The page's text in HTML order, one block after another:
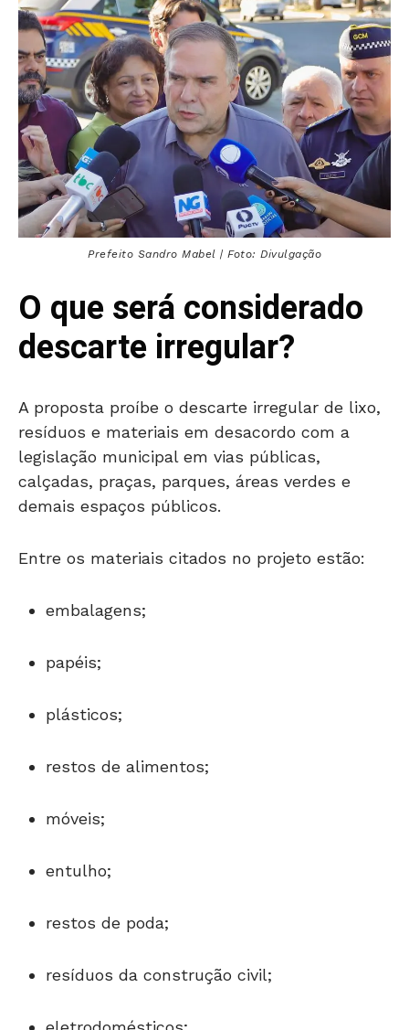
Prefeito Sandro Mabel | Foto: Divulgação
O que será considerado
descarte irregular?
A proposta proíbe o descarte irregular de lixo,
resíduos e materiais em desacordo com a
legislação municipal em vias públicas,
calçadas, praças, parques, áreas verdes e
demais espaços públicos.
Entre os materiais citados no projeto estão:
embalagens;
papéis;
plásticos;
restos de alimentos;
móveis;
entulho;
restos de poda;
resíduos da construção civil;